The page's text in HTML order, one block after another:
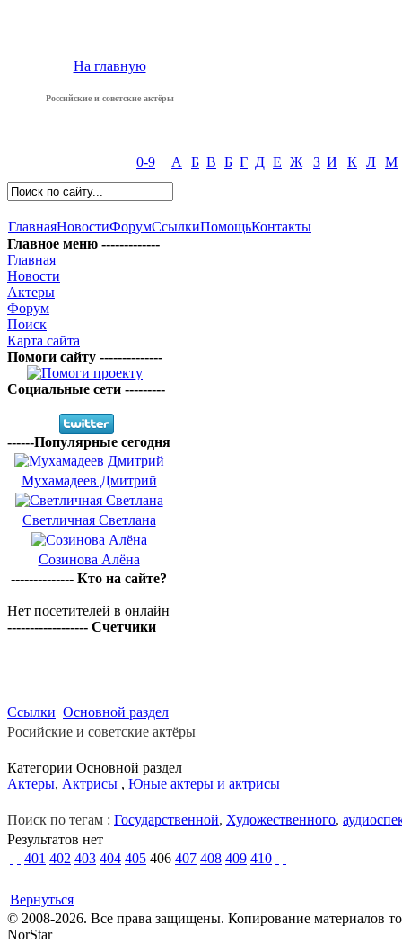
На главную
Российские и советские актёры
0-9 А Б В Б Г Д Е Ж З И К Л М
ГлавнаяНовостиФорумСсылкиПомощьКонтакты
Главное меню -------------
Главная
Новости
Актеры
Форум
Поиск
Карта сайта
Помоги сайту --------------
Социальные сети ---------
------Популярные сегодня
Мухамадеев Дмитрий
Светличная Светлана
Созинова Алёна
-------------- Кто на сайте?
Нет посетителей в онлайн
------------------ Счетчики
Ссылки Основной раздел
Росийские и советские актёры
Категории Основной раздел
Актеры, Актрисы , Юные актеры и актрисы
Поиск по тегам : Государственной, Художественного,
Результатов нет
401 402 403 404 405 406 407 408 409 410
Вернуться
© 2008-2026. Все права защищены. Копирование материалов
NorStar